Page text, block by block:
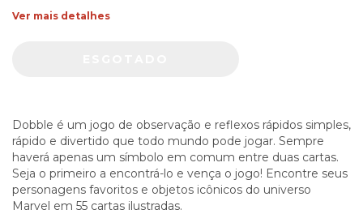
Ver mais detalhes
Dobble é um jogo de observação e reflexos rápidos simples,
rápido e divertido que todo mundo pode jogar. Sempre
haverá apenas um símbolo em comum entre duas cartas.
Seja o primeiro a encontrá-lo e vença o jogo! Encontre seus
personagens favoritos e objetos icônicos do universo
Marvel em 55 cartas ilustradas.